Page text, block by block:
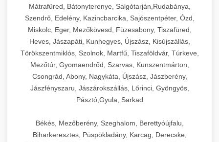
Mátrafüred, Bátonyterenye, Salgótarján,Rudabánya,
Szendrő, Edelény, Kazincbarcika, Sajószentpéter, Ózd,
Miskolc, Eger, Mezőkövesd, Füzesabony, Tiszafüred,
Heves, Jászapáti, Kunhegyes, Újszász, Kisújszállás,
Törökszentmiklós, Szolnok, Martfű, Tiszaföldvár, Túrkeve,
Mezőtúr, Gyomaendrőd, Szarvas, Kunszentmárton,
Csongrád, Abony, Nagykáta, Újszász, Jászberény,
Jászfényszaru, Jászárokszállás, Lőrinci, Gyöngyös,
Pásztó,Gyula, Sarkad
Békés, Mezőberény, Szeghalom, Berettyóújfalu,
Biharkeresztes, Püspökladány, Karcag, Derecske,